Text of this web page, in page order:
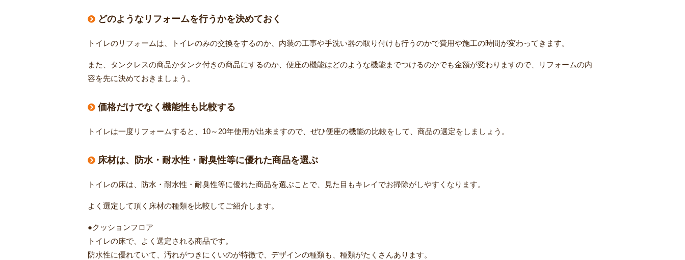
どのようなリフォームを行うかを決めておく
トイレのリフォームは、トイレのみの交換をするのか、内装の工事や手洗い器の取り付けも行うのかで費用や施工の時間が変わってきます。
また、タンクレスの商品かタンク付きの商品にするのか、便座の機能はどのような機能までつけるのかでも金額が変わりますので、リフォームの内
容を先に決めておきましょう。
価格だけでなく機能性も比較する
トイレは一度リフォームすると、10～20年使用が出来ますので、ぜひ便座の機能の比較をして、商品の選定をしましょう。
床材は、防水・耐水性・耐臭性等に優れた商品を選ぶ
トイレの床は、防水・耐水性・耐臭性等に優れた商品を選ぶことで、見た目もキレイでお掃除がしやすくなります。
よく選定して頂く床材の種類を比較してご紹介します。
●クッションフロア
トイレの床で、よく選定される商品です。
防水性に優れていて、汚れがつきにくいのが特徴で、デザインの種類も、種類がたくさんあります。